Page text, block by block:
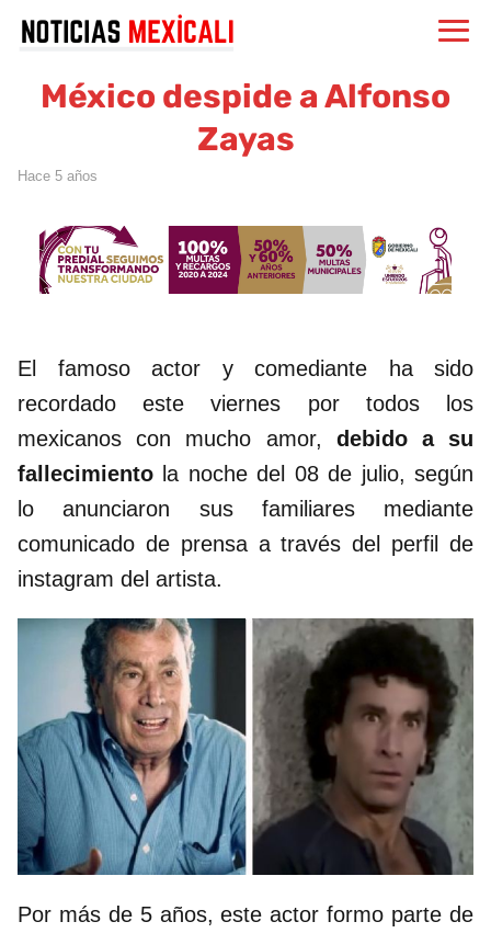
México despide a Alfonso
Zayas
hace 5 años
El famoso actor y comediante ha sido
recordado este viernes por todos los
mexicanos con mucho amor, debido a su
fallecimiento la noche del 08 de julio, según
lo anunciaron sus familiares mediante
comunicado de prensa a través del perfil de
instagram del artista.
Por más de 5 años, este actor formo parte de